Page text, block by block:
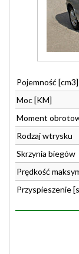
Pojemność [cm3]
Moc [KM]
Moment
Rodzaj wtrysku
Skrzynia biegów
Prędkość
Przyspieszenie